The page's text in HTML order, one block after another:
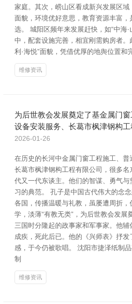
家庭。其次，崂山区看成新兴发展区域
面貌，环境优好意思，教育资源丰富
选。 城阳区频年来发展赶快，如“中海
中，配套设施完善，相宜刚需购房者。
利·海悦”面貌，凭借优厚的地舆位置和
维修资讯
为后世教会发展奠定了基金属门
设备安装服务、长葛市枫津钢构
2026-01-26
在历史的长河中金属门窗工程施工、普
长葛市枫津钢构工程有限公司，很多
代又一代东谈主。他们的智谋、勇气
习的典范。 孔子是中国古代伟大的念
各国，传播温暖与礼教，虽屡遭周折
学，淡薄“有教无类”，为后世教会发展
三国时分隆起的政事家和军事家。他
成疾，死此后已。他的《兴师表》抒
感，于今仍被歌唱。 沈阳市捷泽纸制
制
维修资讯